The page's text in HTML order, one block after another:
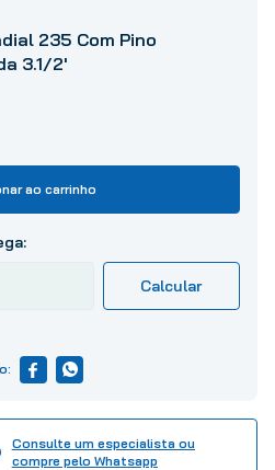
235 Com Pino
3.1/2'
ao carrinho
Consulte um especialista ou
compre pelo Whatsapp